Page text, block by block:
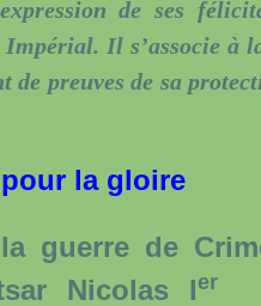
de ses
Impérial. Il s’associe à
de preuves de sa
la gloire
de
Nicolas Ier